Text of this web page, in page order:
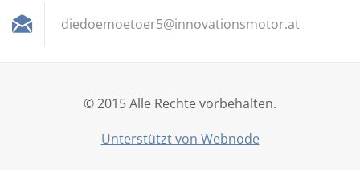
diedoemoetoer5@innovationsmotor.at
© 2015 Alle Rechte vorbehalten.
Unterstützt von Webnode